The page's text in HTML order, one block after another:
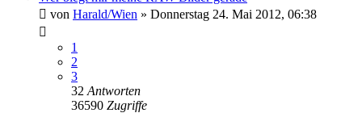
von Harald/Wien » Donnerstag 24. Mai 2012, 06:38
1
2
3
32 Antworten
36590 Zugriffe